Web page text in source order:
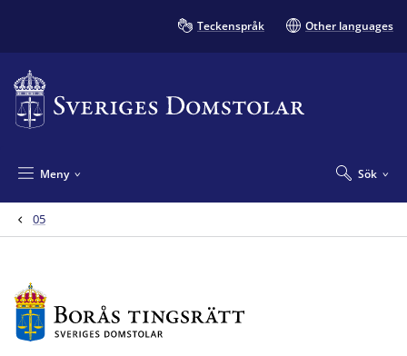
Teckenspråk Other languages
Sök
Meny
05